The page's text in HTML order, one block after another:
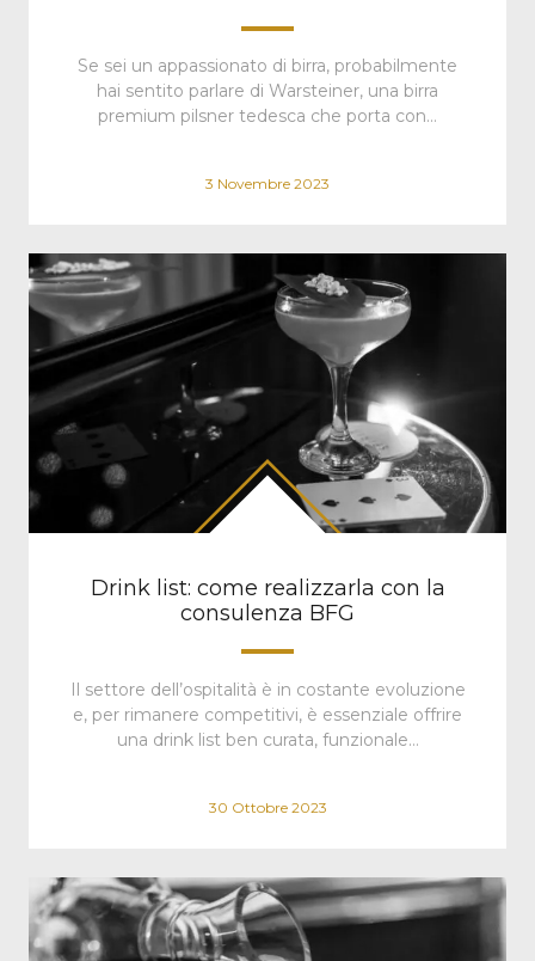
Se sei un appassionato di birra, probabilmente
hai sentito parlare di Warsteiner, una birra
premium pilsner tedesca che porta con…
3 Novembre 2023
Drink list: come realizzarla con la
consulenza BFG
Il settore dell’ospitalità è in costante evoluzione
e, per rimanere competitivi, è essenziale offrire
una drink list ben curata, funzionale…
30 Ottobre 2023